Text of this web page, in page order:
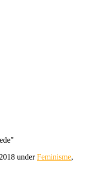
underFeminisme,